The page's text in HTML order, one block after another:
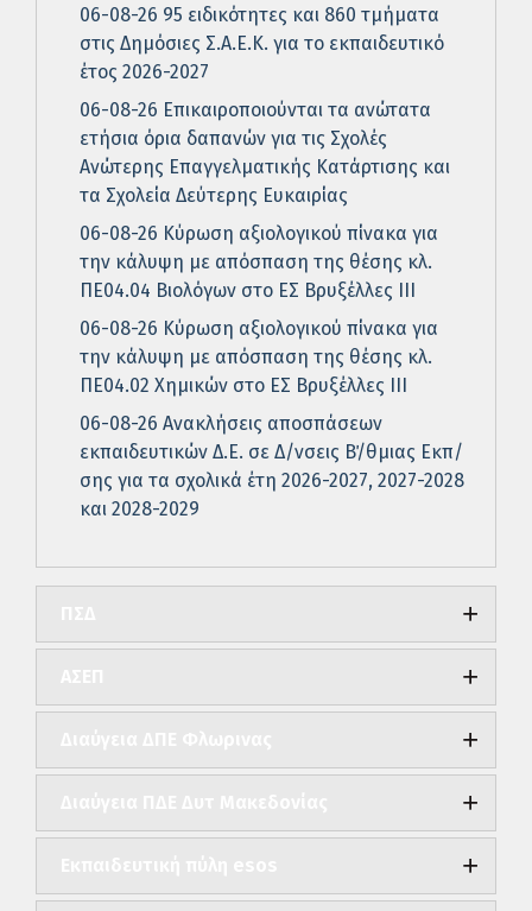
06-08-26 95 ειδικότητες και 860 τμήματα
στις Δημόσιες Σ.Α.Ε.Κ. για το εκπαιδευτικό
έτος 2026-2027
06-08-26 Επικαιροποιούνται τα ανώτατα
ετήσια όρια δαπανών για τις Σχολές
Ανώτερης Επαγγελματικής Κατάρτισης και
τα Σχολεία Δεύτερης Ευκαιρίας
06-08-26 Κύρωση αξιολογικού πίνακα για
την κάλυψη με απόσπαση της θέσης κλ.
ΠΕ04.04 Βιολόγων στο ΕΣ Βρυξέλλες ΙΙΙ
06-08-26 Κύρωση αξιολογικού πίνακα για
την κάλυψη με απόσπαση της θέσης κλ.
ΠΕ04.02 Χημικών στο ΕΣ Βρυξέλλες ΙΙΙ
06-08-26 Ανακλήσεις αποσπάσεων
εκπαιδευτικών Δ.Ε. σε Δ/νσεις Β΄/θμιας Εκπ/
σης για τα σχολικά έτη 2026-2027, 2027-2028
και 2028-2029